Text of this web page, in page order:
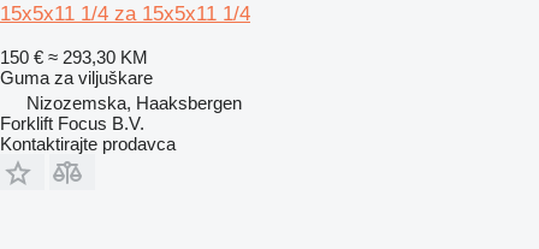
15x5x11 1/4 za 15x5x11 1/4
150 € ≈ 293,30 KM
Guma za viljuškare
Nizozemska, Haaksbergen
Forklift Focus B.V.
Kontaktirajte prodavca